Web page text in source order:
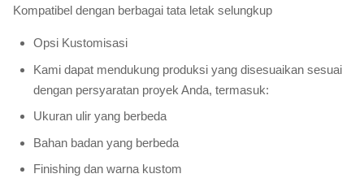
Kompatibel dengan berbagai tata letak selungkup
Opsi Kustomisasi
Kami dapat mendukung produksi yang disesuaikan sesuai
dengan persyaratan proyek Anda, termasuk:
Ukuran ulir yang berbeda
Bahan badan yang berbeda
Finishing dan warna kustom